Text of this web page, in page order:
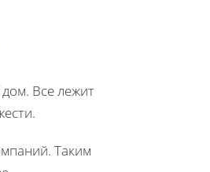
Все лежит
Таким